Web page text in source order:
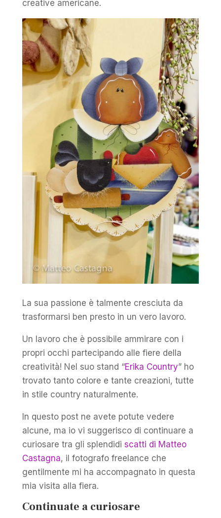
creative americane.
La sua passione è talmente cresciuta da
trasformarsi ben presto in un vero lavoro.
Un lavoro che è possibile ammirare con i
propri occhi partecipando alle fiere della
creatività! Nel suo stand “Erika Country” ho
trovato tanto colore e tante creazioni, tutte
in stile country naturalmente.
In questo post ne avete potute vedere
alcune, ma io vi suggerisco di continuare a
curiosare tra gli splendidi scatti di Matteo
Castagna, il fotografo freelance che
gentilmente mi ha accompagnato in questa
mia visita alla fiera.
Continuate a curiosare